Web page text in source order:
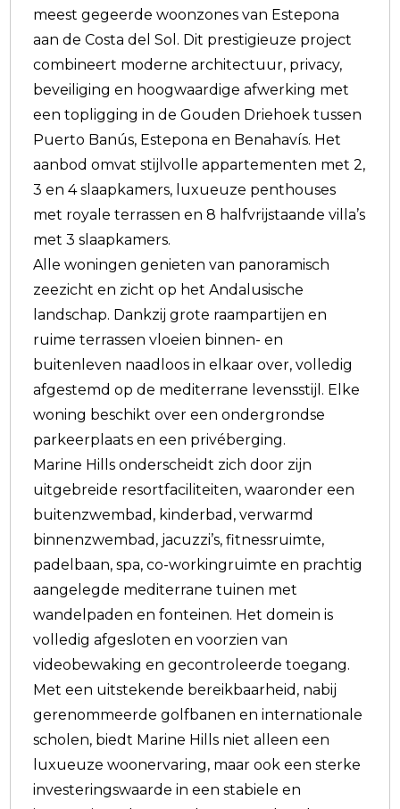
meest gegeerde woonzones van Estepona
aan de Costa del Sol. Dit prestigieuze project
combineert moderne architectuur, privacy,
beveiliging en hoogwaardige afwerking met
een topligging in de Gouden Driehoek tussen
Puerto Banús, Estepona en Benahavís. Het
aanbod omvat stijlvolle appartementen met 2,
3 en 4 slaapkamers, luxueuze penthouses
met royale terrassen en 8 halfvrijstaande villa’s
met 3 slaapkamers.
Alle woningen genieten van panoramisch
zeezicht en zicht op het Andalusische
landschap. Dankzij grote raampartijen en
ruime terrassen vloeien binnen- en
buitenleven naadloos in elkaar over, volledig
afgestemd op de mediterrane levensstijl. Elke
woning beschikt over een ondergrondse
parkeerplaats en een privéberging.
Marine Hills onderscheidt zich door zijn
uitgebreide resortfaciliteiten, waaronder een
buitenzwembad, kinderbad, verwarmd
binnenzwembad, jacuzzi’s, fitnessruimte,
padelbaan, spa, co-workingruimte en prachtig
aangelegde mediterrane tuinen met
wandelpaden en fonteinen. Het domein is
volledig afgesloten en voorzien van
videobewaking en gecontroleerde toegang.
Met een uitstekende bereikbaarheid, nabij
gerenommeerde golfbanen en internationale
scholen, biedt Marine Hills niet alleen een
luxueuze woonervaring, maar ook een sterke
investeringswaarde in een stabiele en